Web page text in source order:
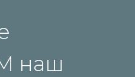
наш